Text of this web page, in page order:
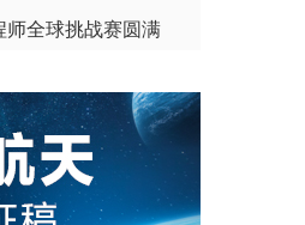
全球挑战赛圆满